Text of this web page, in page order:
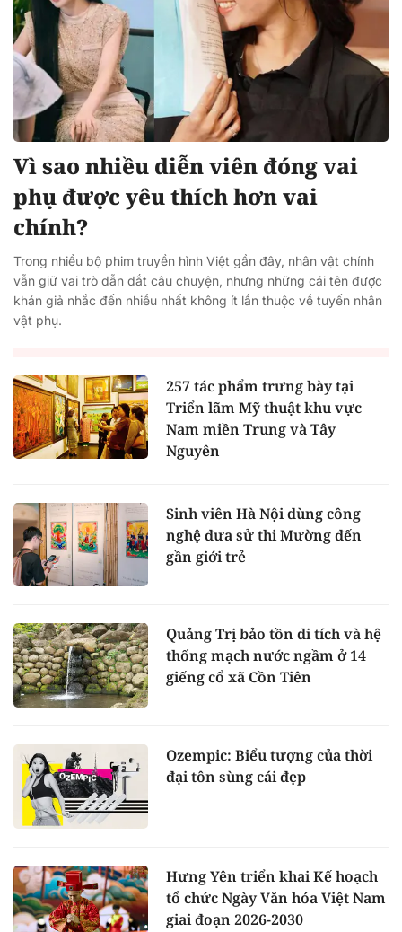
Vì sao nhiều diễn viên đóng vai
phụ được yêu thích hơn vai
chính?
Trong nhiều bộ phim truyền hình Việt gần đây, nhân vật chính
vẫn giữ vai trò dẫn dắt câu chuyện, nhưng những cái tên được
khán giả nhắc đến nhiều nhất không ít lần thuộc về tuyến nhân
vật phụ.
257 tác phẩm trưng bày tại
Triển lãm Mỹ thuật khu vực
Nam miền Trung và Tây
Nguyên
Sinh viên Hà Nội dùng công
nghệ đưa sử thi Mường đến
gần giới trẻ
Quảng Trị bảo tồn di tích và hệ
thống mạch nước ngầm ở 14
giếng cổ xã Cồn Tiên
Ozempic: Biểu tượng của thời
đại tôn sùng cái đẹp
Hưng Yên triển khai Kế hoạch
tổ chức Ngày Văn hóa Việt Nam
giai đoạn 2026-2030